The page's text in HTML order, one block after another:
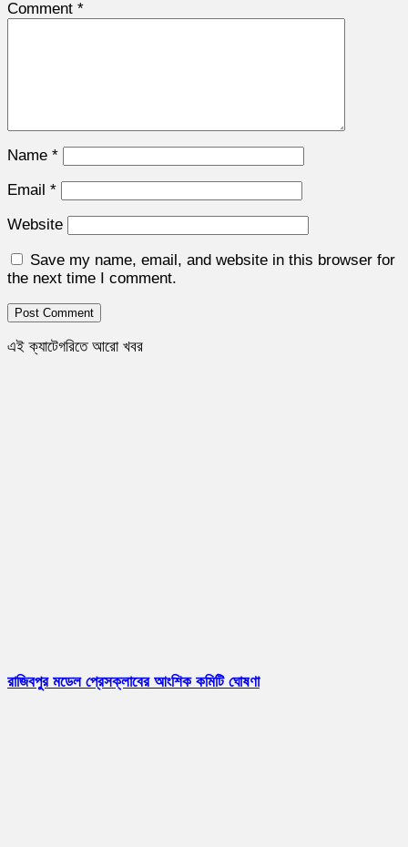
Comment *
Name *
Email *
Website
Save my name, email, and website in this browser for
the next time I comment.
এই ক্যাটেগরিতে আরো খবর
রাজিবপুর মডেল প্রেসক্লাবের আংশিক কমিটি ঘোষণা